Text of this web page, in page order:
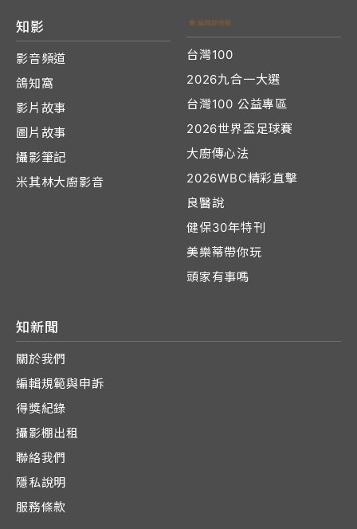
知影
影音頻道
鴿知窩
影片故事
圖片故事
攝影筆記
米其林大廚影音
台灣100
2026九合一大選
台灣100 公益專區
2026世界盃足球賽
大廚傳心法
2026WBC精彩直擊
良醫說
健保30年特刊
美樂蒂帶你玩
頭家有事嗎
知新聞
關於我們
編輯規範與申訴
得獎紀錄
攝影棚出租
聯絡我們
隱私說明
服務條款